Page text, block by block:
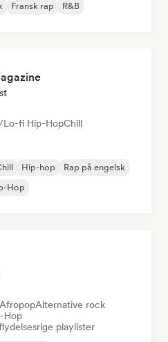
Fransk rap R&B
Lo-fi Hip-HopChill
Hip-hop
Rap på engelsk
Hop
Alternative rock
Hop
playlister